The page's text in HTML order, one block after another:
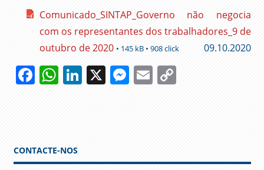
Comunicado_SINTAP_Governo não negocia
com os representantes dos trabalhadores_9 de
outubro de 2020 • 145 kB • 908 click 09.10.2020
Facebook
WhatsApp
LinkedIn
X Messenger
EmailCopy
CARREIRAS
FESAP
CONTACTE-NOS